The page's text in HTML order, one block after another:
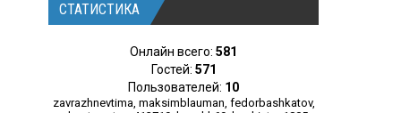
СТАТИСТИКА
Онлайн всего:581
Гостей: 571
Пользователей: 10
zavrazhnevtima, maksimblauman, fedorbashkatov,